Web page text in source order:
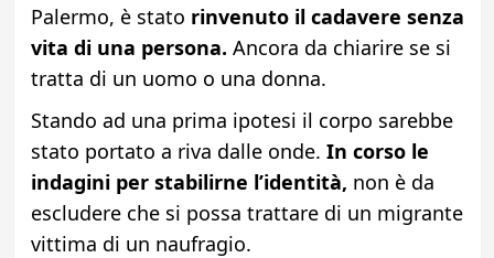
Palermo, è stato rinvenuto il cadavere senza
vita di una persona. Ancora da chiarire se si
tratta di un uomo o una donna.
Stando ad una prima ipotesi il corpo sarebbe
stato portato a riva dalle onde. In corso le
indagini per stabilirne l’identità, non è da
escludere che si possa trattare di un migrante
vittima di un naufragio.